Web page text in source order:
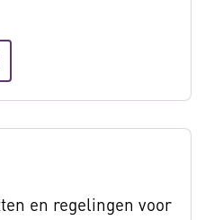
en regelingen voor